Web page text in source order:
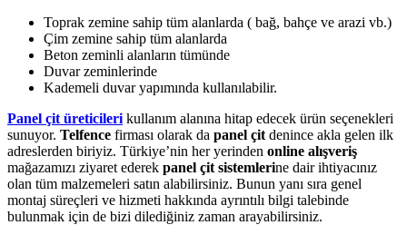
Toprak zemine sahip tüm alanlarda ( bağ, bahçe ve arazi vb.)
Çim zemine sahip tüm alanlarda
Beton zeminli alanların tümünde
Duvar zeminlerinde
Kademeli duvar yapımında kullanılabilir.
Panel çit üreticileri kullanım alanına hitap edecek ürün seçenekleri
sunuyor. Telfence firması olarak da panel çit denince akla gelen ilk
adreslerden biriyiz. Türkiye’nin her yerinden online alışveriş
mağazamızı ziyaret ederek panel çit sistemlerine dair ihtiyacınız
olan tüm malzemeleri satın alabilirsiniz. Bunun yanı sıra genel
montaj süreçleri ve hizmeti hakkında ayrıntılı bilgi talebinde
bulunmak için de bizi dilediğiniz zaman arayabilirsiniz.